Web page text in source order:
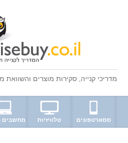
מדריכי קנייה סקירות מוצרים והשוואת
סמארטפונים טלוויזיות מחשבים